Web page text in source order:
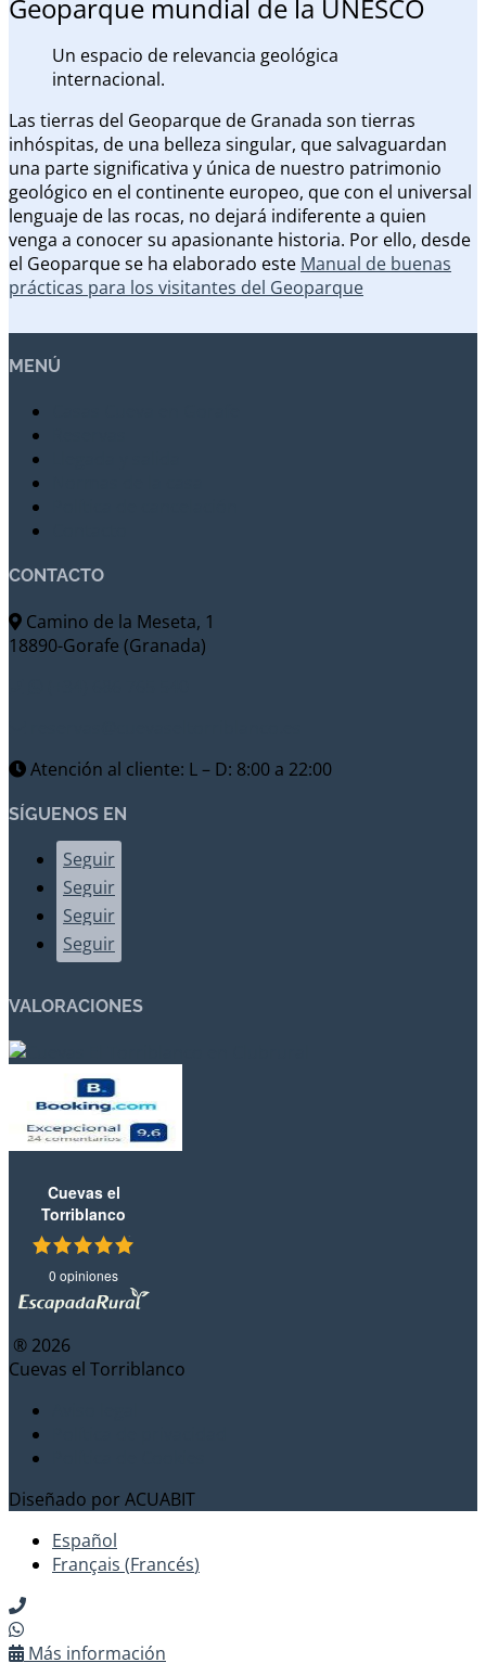
Geoparque mundial de la UNESCO
Un espacio de relevancia geológica
internacional.
Las tierras del Geoparque de Granada son tierras
inhóspitas, de una belleza singular, que salvaguardan
una parte significativa y única de nuestro patrimonio
geológico en el continente europeo, que con el universal
lenguaje de las rocas, no dejará indiferente a quien
venga a conocer su apasionante historia. Por ello, desde
el Geoparque se ha elaborado este Manual de buenas
prácticas para los visitantes del Geoparque
MENÚ
CONTACTO
Camino de la Meseta, 1
18890-Gorafe (Granada)
Atención al cliente: L – D: 8:00 a 22:00
SÍGUENOS EN
Seguir
Seguir
Seguir
Seguir
VALORACIONES
Cuevas el
Torriblanco
0 opiniones
® 2026
Cuevas el Torriblanco
Diseñado por ACUABIT
Español
Français (Francés)
Más información